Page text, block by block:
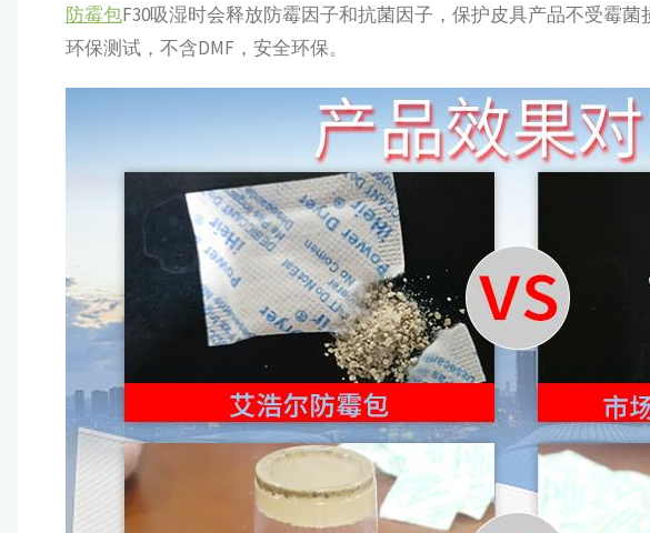
防霉包F30吸湿时会释放防霉因子和抗菌因子，保护皮具产品不受霉菌
环保测试，不含DMF，安全环保。